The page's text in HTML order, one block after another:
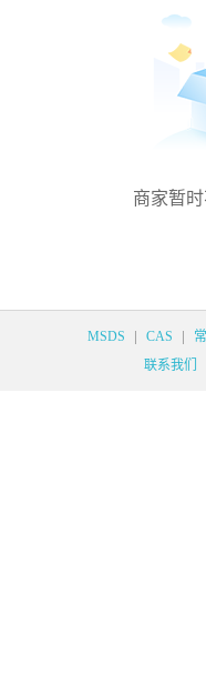
商家暂
MSDS | CAS |
联系我们